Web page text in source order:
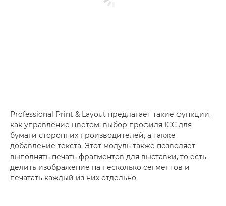
Professional Print & Layout предлагает такие функции,
как управление цветом, выбор профиля ICC для
бумаги сторонних производителей, а также
добавление текста. Этот модуль также позволяет
выполнять печать фрагментов для выставки, то есть
делить изображение на несколько сегментов и
печатать каждый из них отдельно.